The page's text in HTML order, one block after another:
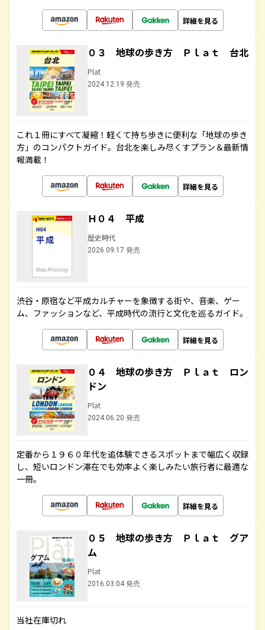
詳細を見る
０３ 地球の歩き方 Ｐｌａｔ 台北
Plat
2024.12.19 発売
これ１冊にすべて凝縮！軽くて持ち歩きに便利な「地球の歩き
方」のコンパクトガイド。台北を楽しみ尽くすプラン＆最新情
報満載！
詳細を見る
Ｈ０４ 平成
歴史時代
2026.09.17 発売
渋谷・原宿など平成カルチャーを象徴する街や、音楽、ゲー
ム、ファッションなど、平成時代の流行と文化を巡るガイド。
詳細を見る
０４ 地球の歩き方 Ｐｌａｔ ロン
ドン
Plat
2024.06.20 発売
定番から１９６０年代を追体験できるスポットまで幅広く収録
し、短いロンドン滞在でも効率よく楽しみたい旅行者に最適な
一冊。
詳細を見る
０５ 地球の歩き方 Ｐｌａｔ グア
ム
Plat
2016.03.04 発売
当社在庫切れ